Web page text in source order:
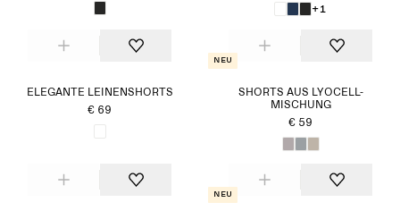
+1
ELEGANTE LEINENSHORTS
€ 69
Neu
SHORTS AUS LYOCELL-
MISCHUNG
€ 59
Neu